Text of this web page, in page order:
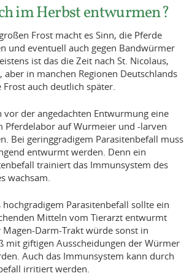
im Herbst entwurmen?
Frost macht es Sinn, die Pferde
und eventuell auch gegen Bandwürmer
ist das die Zeit nach St. Nicolaus,
aber in manchen Regionen Deutschlands
auch deutlich später.
vor der angedachten Entwurmung eine
Pferdelabor auf Wurmeier und -larven
Bei geringgradigem Parasitenbefall muss
entwurmt werden. Denn ein
trainiert das Immunsystem des
wachsam.
Parasitenbefall sollte ein
Mitteln vom Tierarzt entwurmt
Darm-Trakt würde sonst in
mit giftigen Ausscheidungen der Würmer
Auch das Immunsystem kann durch
irritiert werden.